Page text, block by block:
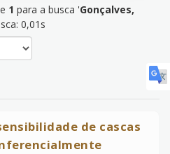
1 para a busca 'Gonçalves,
0,01s
de cascas